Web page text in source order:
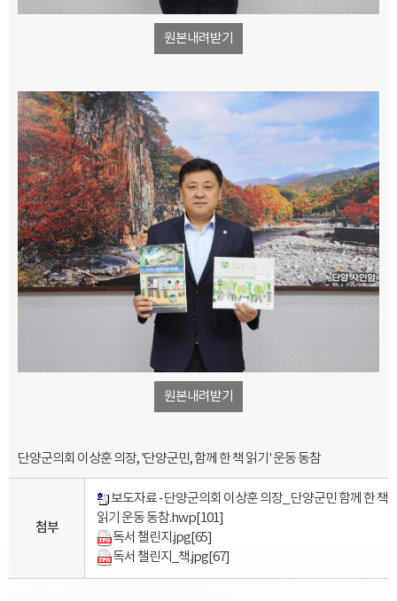
원본내려받기
원본내려받기
단양군의회 이상훈 의장, '단양군민, 함께 한 책 읽기' 운동 동참
첨부
보도자료 - 단양군의회 이상훈 의장_ 단양군민 함께 한 책
읽기 운동 동참.hwp[101]
독서 챌린지.jpg[65]
독서 챌린지_책.jpg[67]